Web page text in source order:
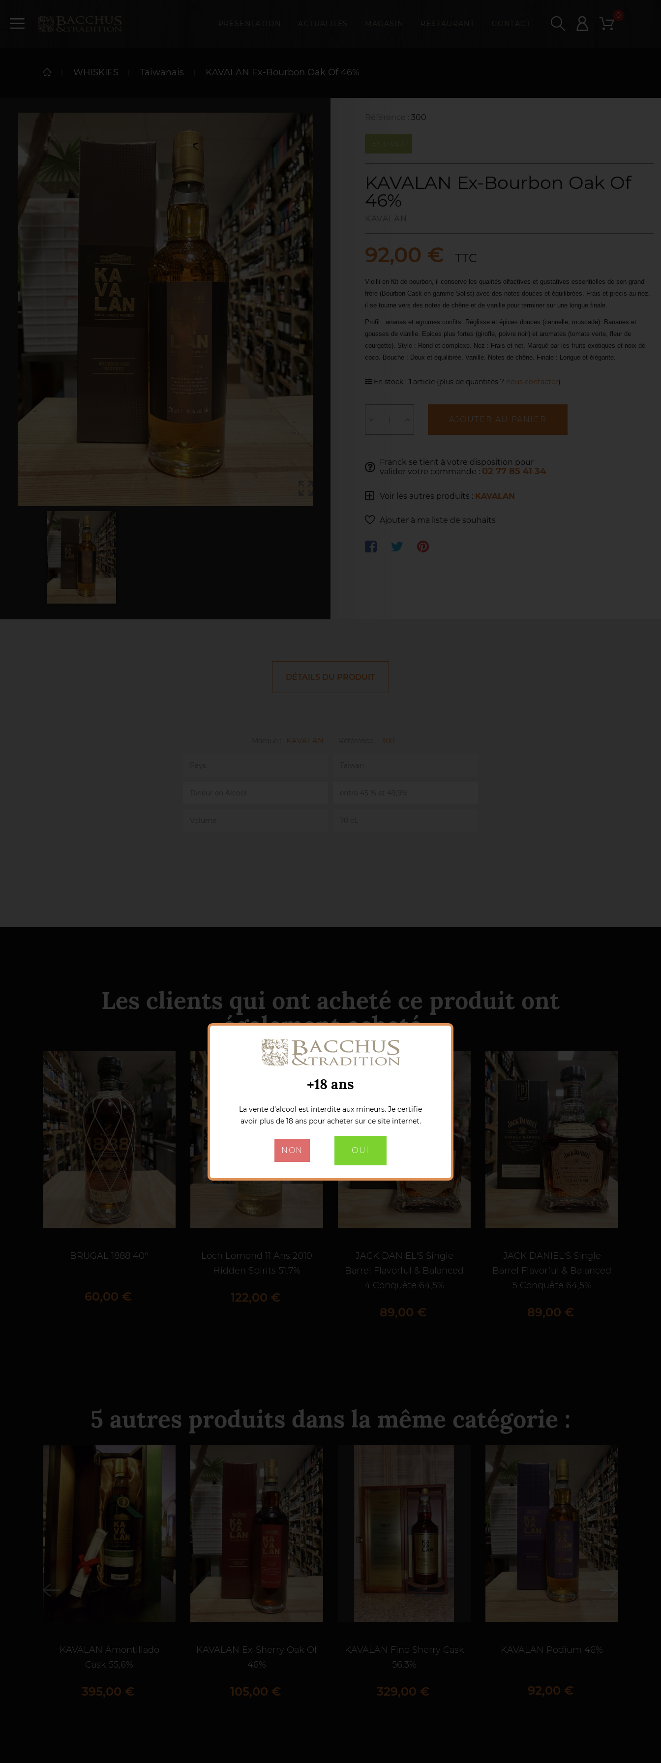
PRÉSENTATION ACTUALITÉS MAGASIN RESTAURANT CONTACT
0
WHISKIES Taiwanais KAVALAN Ex-Bourbon Oak Of 46%
Référence : 300
EN STOCK
KAVALAN Ex-Bourbon Oak Of
46%
KAVALAN
92,00 € TTC
Vieilli en fût de bourbon, il conserve les qualités olfactives et gustatives essentielles de son grand
frère (Bourbon Cask en gamme Solist) avec des notes douces et équilibrées. Frais et précis au nez,
il se tourne vers des notes de chêne et de vanille pour terminer sur une longue finale.
Profil : ananas et agrumes confits. Réglisse et épices douces (cannelle, muscade). Bananes et
gousses de vanille. Epices plus fortes (girofle, poivre noir) et aromates (tomate verte, fleur de
courgette). Style : Rond et complexe. Nez : Frais et net. Marqué par les fruits exotiques et noix de
coco. Bouche : Doux et équilibrée. Vanille. Notes de chêne. Finale : Longue et élégante.
En stock : 1 article (plus de quantités ? nous contacter)
AJOUTER AU PANIER
Franck se tient à votre disposition pour
valider votre commande : 02 77 85 41 34
Voir les autres produits : KAVALAN
Ajouter à ma liste de souhaits
DÉTAILS DU PRODUIT
KAVALAN 300
Les clients qui ont acheté ce produit ont
également acheté...
BRUGAL 1888 40°
Prix
60,00 €
Loch Lomond 11 Ans 2010
Hidden Spirits 51,7%
Prix
122,00 €
JACK DANIEL'S Single
Barrel Flavorful & Balanced
4 Conquête 64,5%
Prix
89,00 €
JACK DANIEL'S Single
Barrel Flavorful & Balanced
5 Conquête 64,5%
Prix
89,00 €
5 autres produits dans la même catégorie :
KAVALAN Amontillado
Cask 55,6%
Prix
395,00 €
KAVALAN Ex-Sherry Oak Of
46%
Prix
105,00 €
KAVALAN Fino Sherry Cask
56,3%
Prix
329,00 €
KAVALAN Podium 46%
Prix
92,00 €
+18 ans
La vente d’alcool est interdite aux mineurs. Je certifie
avoir plus de 18 ans pour acheter sur ce site internet.
NON OUI